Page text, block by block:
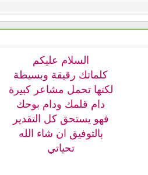
السلام عليكم
كلماتك رقيقة وبسيطة
لكنها تحمل مشاعر كبيرة
دام قلمك ودام بوحك
فهو يستحق كل التقدير
بالتوفيق ان شاء الله
تحياتي